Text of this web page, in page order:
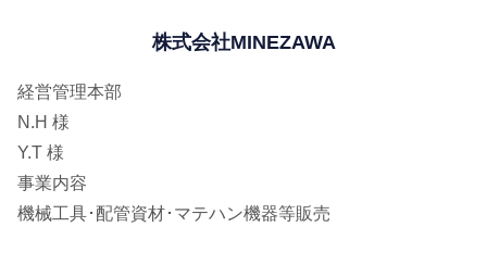
株式会社MINEZAWA
経営管理本部
N.H 様
Y.T 様
事業内容
機械工具･配管資材･マテハン機器等販売